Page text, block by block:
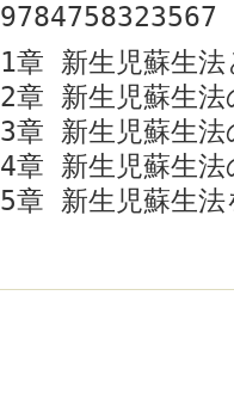
9784758323567
1章 新生児蘇生法
2章 新生児蘇生法
3章 新生児蘇生法
4章 新生児蘇生法
5章 新生児蘇生